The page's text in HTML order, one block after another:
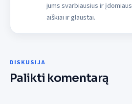
jums svarbiausius ir
aiškiai ir glaustai.
DISKUSIJA
Palikti komentarą